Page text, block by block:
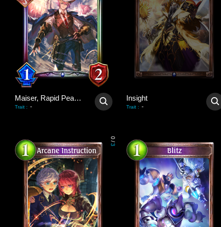
Maiser, Rapid Peacekeeper
Trait : -
Insight
Trait : -
0
/
3